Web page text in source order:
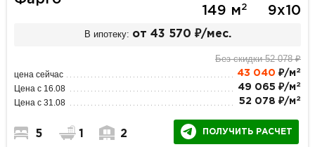
149 м2 9х10
В ипотеку: от 43 570 ₽/мес.
Без скидки 52 078 ₽
цена сейчас 43 040 ₽/м 2
Цена с 16.08 49 065 ₽/м 2
Цена с 31.08 52 078 ₽/м 2
5 1 2 ПОЛУЧИТЬ РАСЧЕТ